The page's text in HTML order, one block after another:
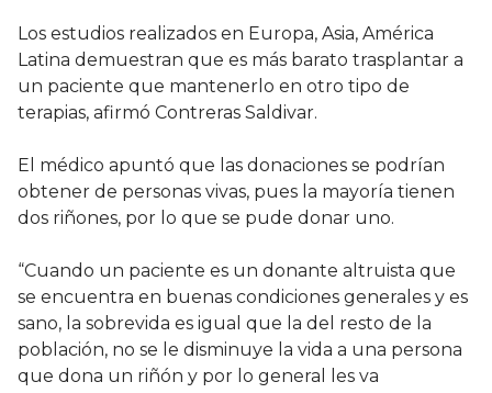
Los estudios realizados en Europa, Asia, América
Latina demuestran que es más barato trasplantar a
un paciente que mantenerlo en otro tipo de
terapias, afirmó Contreras Saldivar.
El médico apuntó que las donaciones se podrían
obtener de personas vivas, pues la mayoría tienen
dos riñones, por lo que se pude donar uno.
“Cuando un paciente es un donante altruista que
se encuentra en buenas condiciones generales y es
sano, la sobrevida es igual que la del resto de la
población, no se le disminuye la vida a una persona
que dona un riñón y por lo general les va